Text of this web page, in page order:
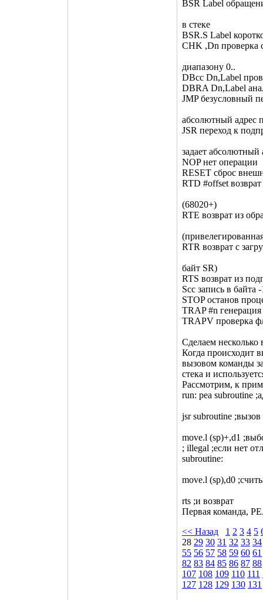
BSR Label
в стеке
BSR.S Label
CHK ,Dn проверка
диапазону 0..
DBcc Dn,Label
DBRA Dn,Label
JMPбезусловный
абсолютный адрес
JSR переход к
задает
NOP нет операции
RESET сброс
RTD #offset
(68020+)
RTE возврат из
RTR возврат с
байт SR)
RTS возврат из
Scc запись в байта
STOP останов
TRAP #n
TRAPV проверка
Сделаем
Когда происходит
вызовом команды
стека и
Рассмотрим, к
run: pea subroutine
jsr subroutine
move.l (sp)+,d1
; illegal ;если нет
subroutine:
move.l (sp),d0
rts ;и возврат
Первая команда,
<< Назад
1 2 3 4 5
28 29 30 31 32 33 34
55 56 57 58 59 60 61
82 83 84 85 86 87 88
107 108 109 110 111
127 128 129 130 131